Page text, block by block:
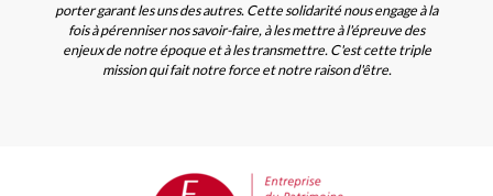
porter garant les uns des autres. Cette solidarité nous engage à la
fois à pérenniser nos savoir-faire, à les mettre à l'épreuve des
enjeux de notre époque et à les transmettre. C'est cette triple
mission qui fait notre force et notre raison d'être.